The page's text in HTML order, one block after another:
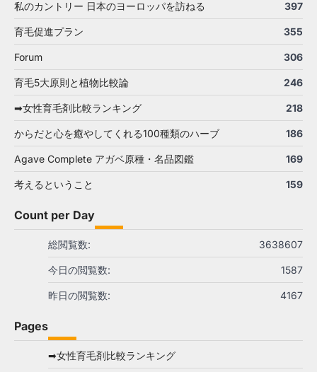
私のカントリー 日本のヨーロッパを訪ねる 397
育毛促進プラン 355
Forum 306
育毛5大原則と植物比較論 246
➡女性育毛剤比較ランキング 218
からだと心を癒やしてくれる100種類のハーブ 186
Agave Complete アガベ原種・名品図鑑 169
考えるということ 159
Count per Day
3638607
総閲覧数:
1587
今日の閲覧数:
4167
昨日の閲覧数:
Pages
➡女性育毛剤比較ランキング